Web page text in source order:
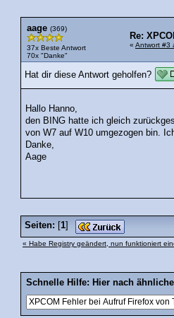
aage (369)
37x Beste Antwort
70x "Danke"
Re:
« Antwort #3
Hat dir diese Antwort geholfen?
Hallo Hanno,
den BING hatte ich gleich
von W7 auf W10 umgezogen bin.
Danke,
Aage
Seiten: [1]
« Habe Registry geändert, nun funktioniert
Schnelle Hilfe: Hier nach